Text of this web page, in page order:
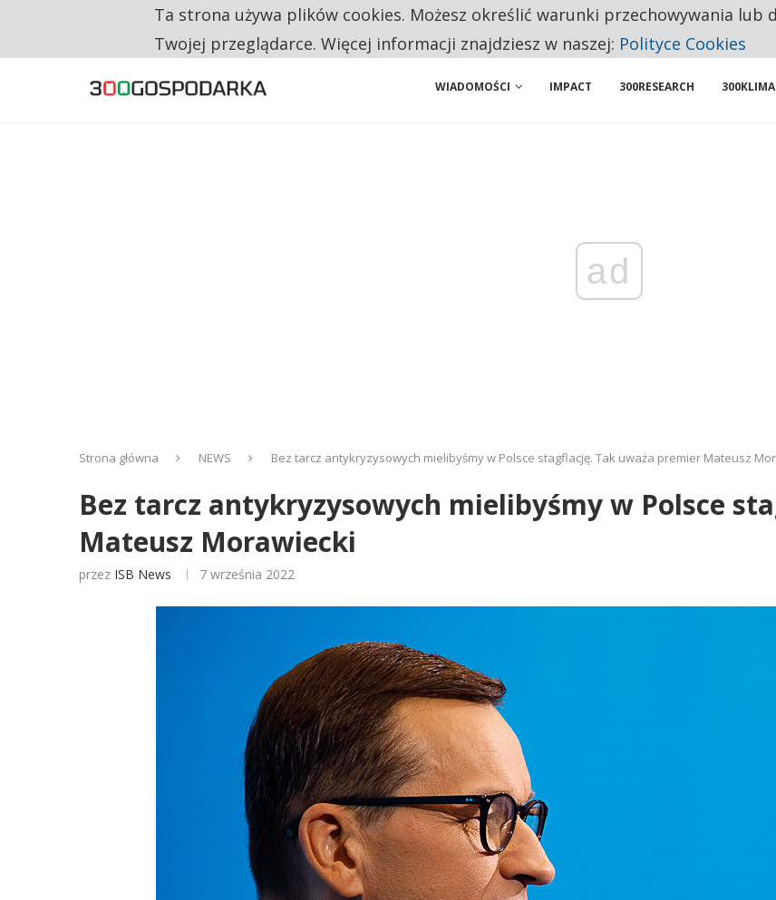
RESTRYKCJE CHIN UDERZAJĄ W EUROPEJSKI PRZEMYSŁ. NA LIŚCIE SĄ DWA PODMIOTY Z POLSKI
WIADOMOŚCI IMPACT 300RESEARCH
ad
Strona główna NEWS Bez tarcz antykryzysowych mielibyśmy w Polsce stagflację. Tak uważa premier Mateusz
Bez tarcz antykryzysowych mielibyśmy w Polsce
Mateusz Morawiecki
przez ISB News 7 września 2022
Ta strona używa plików cookies. Możesz określić warunki przechowywania lub
Twojej przeglądarce. Więcej informacji znajdziesz w naszej: Polityce Cookies